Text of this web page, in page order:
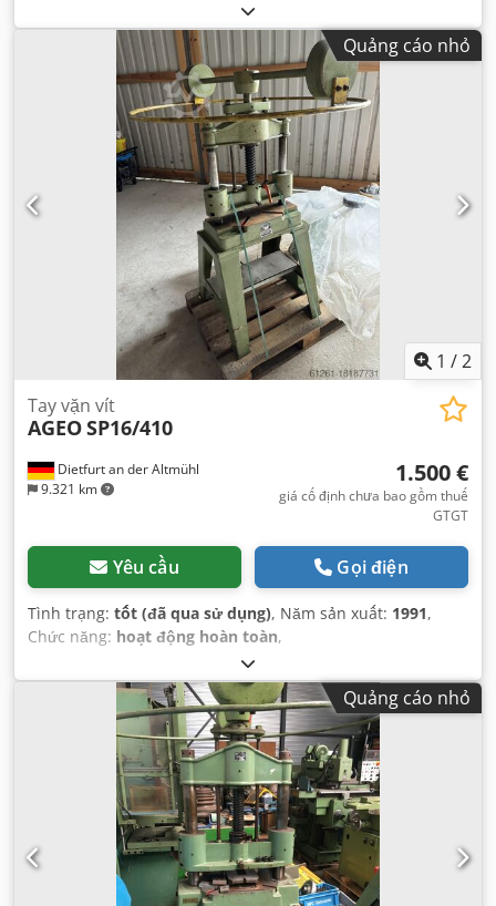
Quảng cáo nhỏ
1 /2
Dietfurt an der Altmühl
9.321 km
Tay vặn vít
AGEOSP16/410
1.500 €
giá cố định chưa bao gồm thuế
GTGT
Yêu cầu Gọi điện
Tình trạng: tốt (đã qua sử dụng), Năm sản xuất: 1991,
Chức năng: hoạt động hoàn toàn,
Quảng cáo nhỏ